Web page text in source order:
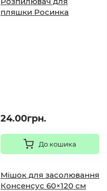
пляшки Росинка
24.00грн.
До кошика
Мішок для засолювання
Консенсус 60×120 см